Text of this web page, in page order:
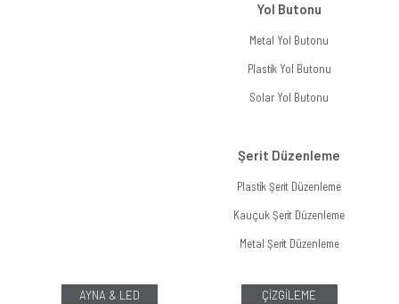
Yol Butonu
Metal Yol Butonu
Plastik Yol Butonu
Solar Yol Butonu
Şerit Düzenleme
Plastik Şerit Düzenleme
Kauçuk Şerit Düzenleme
Metal Şerit Düzenleme
AYNA & LED
ÇİZGİLEME